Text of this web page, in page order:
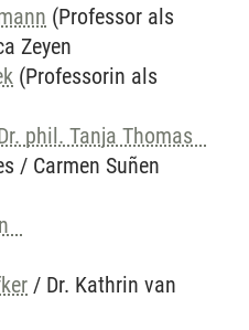
(Professor als
Zeyen
(Professorin als
phil. Tanja Thomas
/ Carmen Suñen
/ Dr. Kathrin van